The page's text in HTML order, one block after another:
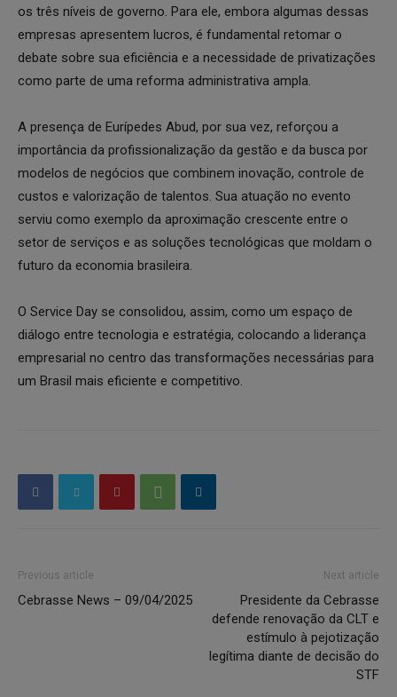
os três níveis de governo. Para ele, embora algumas dessas
empresas apresentem lucros, é fundamental retomar o
debate sobre sua eficiência e a necessidade de privatizações
como parte de uma reforma administrativa ampla.
A presença de Eurípedes Abud, por sua vez, reforçou a
importância da profissionalização da gestão e da busca por
modelos de negócios que combinem inovação, controle de
custos e valorização de talentos. Sua atuação no evento
serviu como exemplo da aproximação crescente entre o
setor de serviços e as soluções tecnológicas que moldam o
futuro da economia brasileira.
O Service Day se consolidou, assim, como um espaço de
diálogo entre tecnologia e estratégia, colocando a liderança
empresarial no centro das transformações necessárias para
um Brasil mais eficiente e competitivo.
Previous article
Cebrasse News – 09/04/2025
Next article
Presidente da Cebrasse
defende renovação da CLT e
estímulo à pejotização
legítima diante de decisão do
STF